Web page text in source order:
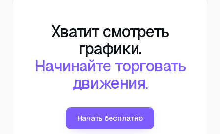
Хватит смотреть
графики.
Начинайте торговать
движения.
Начать бесплатно